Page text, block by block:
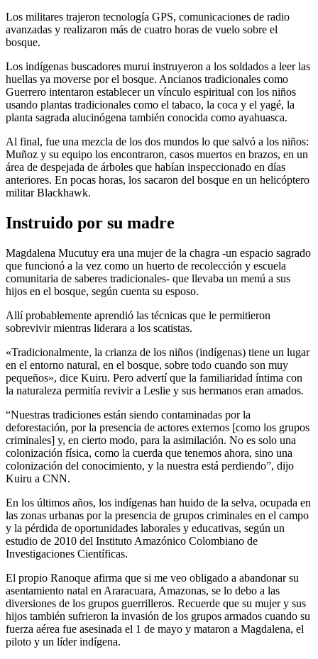
Los militares trajeron tecnología GPS, comunicaciones de radio
avanzadas y realizaron más de cuatro horas de vuelo sobre el
bosque.
Los indígenas buscadores murui instruyeron a los soldados a leer las
huellas ya moverse por el bosque. Ancianos tradicionales como
Guerrero intentaron establecer un vínculo espiritual con los niños
usando plantas tradicionales como el tabaco, la coca y el yagé, la
planta sagrada alucinógena también conocida como ayahuasca.
Al final, fue una mezcla de los dos mundos lo que salvó a los niños:
Muñoz y su equipo los encontraron, casos muertos en brazos, en un
área de despejada de árboles que habían inspeccionado en días
anteriores. En pocas horas, los sacaron del bosque en un helicóptero
militar Blackhawk.
Instruido por su madre
Magdalena Mucutuy era una mujer de la chagra -un espacio sagrado
que funcionó a la vez como un huerto de recolección y escuela
comunitaria de saberes tradicionales- que llevaba un menú a sus
hijos en el bosque, según cuenta su esposo.
Allí probablemente aprendió las técnicas que le permitieron
sobrevivir mientras liderara a los scatistas.
«Tradicionalmente, la crianza de los niños (indígenas) tiene un lugar
en el entorno natural, en el bosque, sobre todo cuando son muy
pequeños», dice Kuiru. Pero advertí que la familiaridad íntima con
la naturaleza permitía revivir a Leslie y sus hermanos eran amados.
“Nuestras tradiciones están siendo contaminadas por la
deforestación, por la presencia de actores externos [como los grupos
criminales] y, en cierto modo, para la asimilación. No es solo una
colonización física, como la cuerda que tenemos ahora, sino una
colonización del conocimiento, y la nuestra está perdiendo”, dijo
Kuiru a CNN.
En los últimos años, los indígenas han huido de la selva, ocupada en
las zonas urbanas por la presencia de grupos criminales en el campo
y la pérdida de oportunidades laborales y educativas, según un
estudio de 2010 del Instituto Amazónico Colombiano de
Investigaciones Científicas.
El propio Ranoque afirma que si me veo obligado a abandonar su
asentamiento natal en Araracuara, Amazonas, se lo debo a las
diversiones de los grupos guerrilleros. Recuerde que su mujer y sus
hijos también sufrieron la invasión de los grupos armados cuando su
fuerza aérea fue asesinada el 1 de mayo y mataron a Magdalena, el
piloto y un líder indígena.